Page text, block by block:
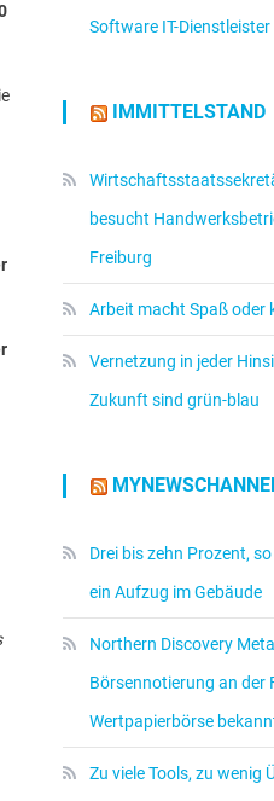
Software IT-
IMMITTELSTAND
besucht
Freiburg
Arbeit macht Spaß oder
Vernetzung in jeder
Zukunft sind grün-blau
Drei bis zehn Prozent,
ein Aufzug im Gebäude
Northern Discovery
Börsennotierung an der
Wertpapierbörse
Zu viele Tools, zu wenig